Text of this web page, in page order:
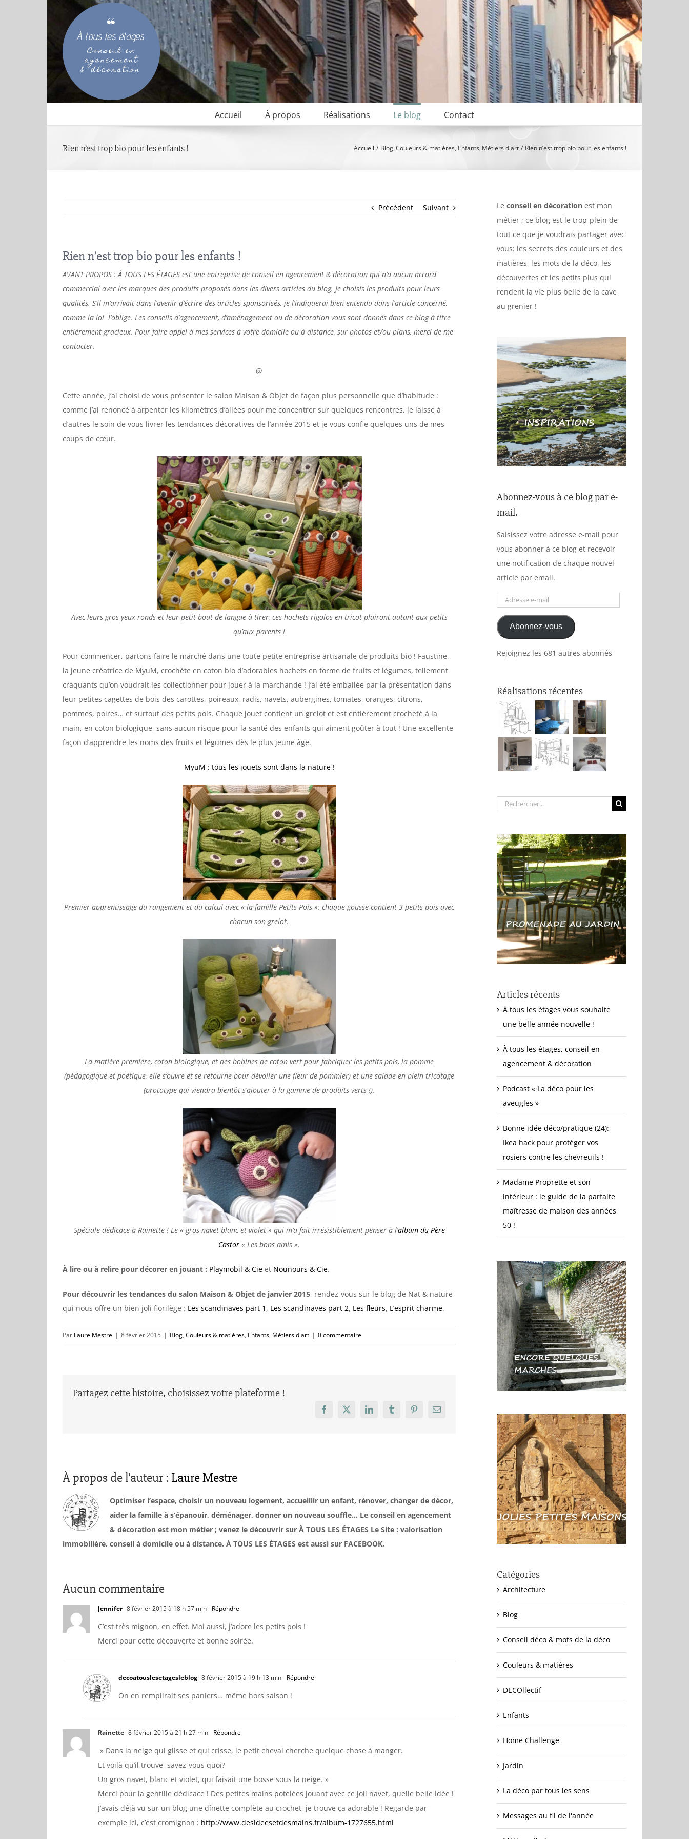
Accueil À propos Réalisations Le blog Contact
Rien n’est trop bio pour les enfants ! Accueil Blog Couleurs & matières Enfants Métiers d'art Rien n’est trop bio pour les enfants !
Précédent Suivant
Rien n’est trop bio pour les enfants !
AVANT PROPOS : À TOUS LES ÉTAGES est une entreprise de conseil en agencement & décoration qui n’a aucun accord
commercial avec les marques des produits proposés dans les divers articles du blog. Je choisis les produits pour leurs
qualités. S’il m’arrivait dans l’avenir d’écrire des articles sponsorisés, je l’indiquerai bien entendu dans l’article concerné,
comme la loi l’oblige. Les conseils d’agencement, d’aménagement ou de décoration vous sont donnés dans ce blog à titre
entièrement gracieux. Pour faire appel à mes services à votre domicile ou à distance, sur photos et/ou plans, merci de me
contacter.
@
Cette année, j’ai choisi de vous présenter le salon Maison & Objet de façon plus personnelle que d’habitude :
comme j’ai renoncé à arpenter les kilomètres d’allées pour me concentrer sur quelques rencontres, je laisse à
d’autres le soin de vous livrer les tendances décoratives de l’année 2015 et je vous confie quelques uns de mes
coups de cœur.
Avec leurs gros yeux ronds et leur petit bout de langue à tirer, ces hochets rigolos en tricot plairont autant aux petits
qu’aux parents !
Pour commencer, partons faire le marché dans une toute petite entreprise artisanale de produits bio ! Faustine,
la jeune créatrice de MyuM, crochète en coton bio d’adorables hochets en forme de fruits et légumes, tellement
craquants qu’on voudrait les collectionner pour jouer à la marchande ! J’ai été emballée par la présentation dans
leur petites cagettes de bois des carottes, poireaux, radis, navets, aubergines, tomates, oranges, citrons,
pommes, poires… et surtout des petits pois. Chaque jouet contient un grelot et est entièrement crocheté à la
main, en coton biologique, sans aucun risque pour la santé des enfants qui aiment goûter à tout ! Une excellente
façon d’apprendre les noms des fruits et légumes dès le plus jeune âge.
MyuM : tous les jouets sont dans la nature !
Premier apprentissage du rangement et du calcul avec « la famille Petits-Pois »: chaque gousse contient 3 petits pois avec
chacun son grelot.
La matière première, coton biologique, et des bobines de coton vert pour fabriquer les petits pois, la pomme
(pédagogique et poétique, elle s’ouvre et se retourne pour dévoiler une fleur de pommier) et une salade en plein tricotage
(prototype qui viendra bientôt s’ajouter à la gamme de produits verts !).
Spéciale dédicace à Rainette ! Le « gros navet blanc et violet » qui m’a fait irrésistiblement penser à l’album du Père
Castor « Les bons amis ».
À lire ou à relire pour décorer en jouant : Playmobil & Cie et Nounours & Cie.
Pour découvrir les tendances du salon Maison & Objet de janvier 2015, rendez-vous sur le blog de Nat & nature
qui nous offre un bien joli florilège : Les scandinaves part 1 , Les scandinaves part 2, Les fleurs, L’esprit charme.
Par Laure Mestre | 8 février 2015 | Blog, Couleurs & matières, Enfants, Métiers d'art | 0 commentaire
Partagez cette histoire, choisissez votre plateforme !
Facebook
X LinkedInTumblrPinterestEmail
À propos de l'auteur : Laure Mestre
Optimiser l’espace, choisir un nouveau logement, accueillir un enfant, rénover, changer de décor,
aider la famille à s’épanouir, déménager, donner un nouveau souffle… Le conseil en agencement
& décoration est mon métier ; venez le découvrir sur À TOUS LES ÉTAGES Le Site : valorisation
immobilière, conseil à domicile ou à distance. À TOUS LES ÉTAGES est aussi sur FACEBOOK.
Aucun commentaire
Jennifer 8 février 2015 à 18 h 57 min- Répondre
C’est très mignon, en effet. Moi aussi, j’adore les petits pois !
Merci pour cette découverte et bonne soirée.
decoatouslesetagesleblog 8 février 2015 à 19 h 13 min- Répondre
On en remplirait ses paniers… même hors saison !
Rainette 8 février 2015 à 21 h 27 min- Répondre
» Dans la neige qui glisse et qui crisse, le petit cheval cherche quelque chose à manger.
Et voilà qu’il trouve, savez-vous quoi?
Un gros navet, blanc et violet, qui faisait une bosse sous la neige. »
Merci pour la gentille dédicace ! Des petites mains potelées jouant avec ce joli navet, quelle belle idée !
J’avais déjà vu sur un blog une dînette complète au crochet, je trouve ça adorable ! Regarde par
exemple ici, c’est cromignon : http://www.desideesetdesmains.fr/album-1727655.html
Le conseil en décoration est mon
métier ; ce blog est le trop-plein de
tout ce que je voudrais partager avec
vous: les secrets des couleurs et des
matières, les mots de la déco, les
découvertes et les petits plus qui
rendent la vie plus belle de la cave
au grenier !
Abonnez-vous à ce blog par e-
mail.
Saisissez votre adresse e-mail pour
vous abonner à ce blog et recevoir
une notification de chaque nouvel
article par email.
Adresse
mailAbonnez-vous
Rejoignez les 681 autres abonnés
Réalisations récentes
Rechercher:
Articles récents
À tous les étages vous souhaite
une belle année nouvelle !
À tous les étages, conseil en
agencement & décoration
Podcast « La déco pour les
aveugles »
Bonne idée déco/pratique (24):
Ikea hack pour protéger vos
rosiers contre les chevreuils !
Madame Proprette et son
intérieur : le guide de la parfaite
maîtresse de maison des années
50 !
Catégories
Architecture
Blog
Conseil déco & mots de la déco
Couleurs & matières
DECOllectif
Enfants
Home Challenge
Jardin
La déco par tous les sens
Messages au fil de l'année